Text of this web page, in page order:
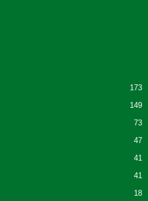
173
149
73
47
41
41
18